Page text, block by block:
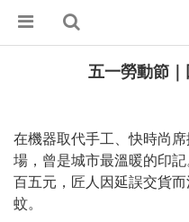
五一勞動節
在機器取代手工、快時尚
場，曾是城市最溫暖的印
百五元，匠人因延誤交貨
蚊。